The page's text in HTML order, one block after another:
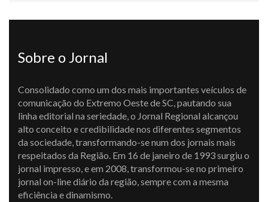
Sobre o Jornal
Consolidado como um dos mais importantes veículos de
comunicação do Extremo Oeste de SC, pautando sua
linha editorial na seriedade, o Jornal Regional alcançou
alto conceito e credibilidade nos diferentes segmentos
da sociedade, transformando-se num dos jornais mais
respeitados da Região. Em 16 de janeiro de 1993 surgiu o
jornal impresso, e em 2008, transformou-se no primeiro
jornal on-line diário da região, sempre com a mesma
eficiência e dinamismo.